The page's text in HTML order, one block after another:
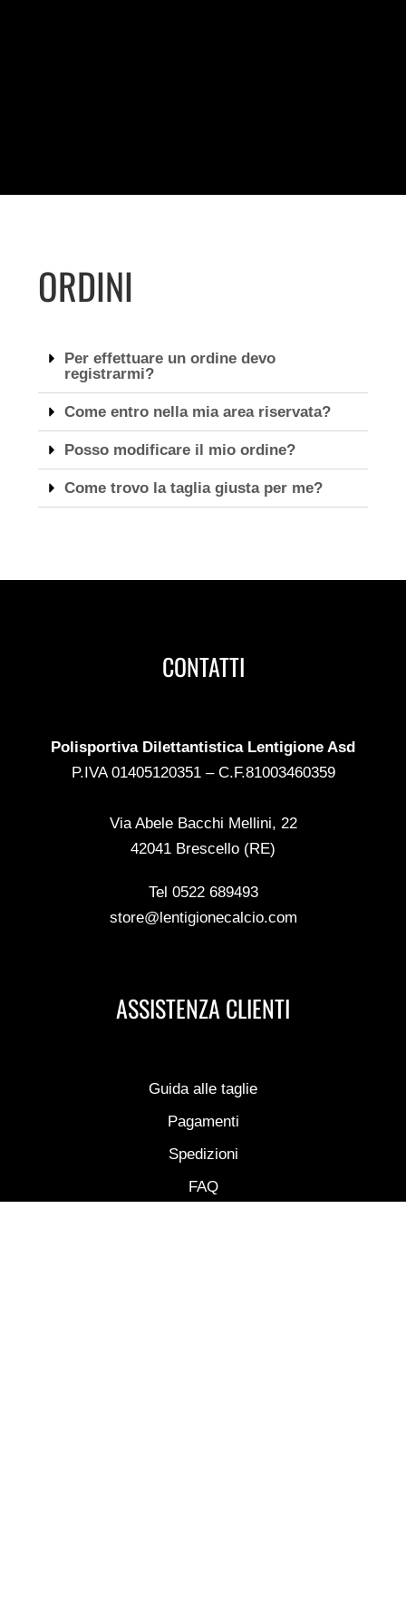
ORDINI
Per effettuare un ordine devo
registrarmi?
Come entro nella mia area riservata?
Posso modificare il mio ordine?
Come trovo la taglia giusta per me?
CONTATTI
Polisportiva Dilettantistica Lentigione Asd
P.IVA 01405120351 – C.F.81003460359
Via Abele Bacchi Mellini, 22
42041 Brescello (RE)
Tel 0522 689493
store@lentigionecalcio.com
ASSISTENZA CLIENTI
Guida alle taglie
Pagamenti
Spedizioni
FAQ